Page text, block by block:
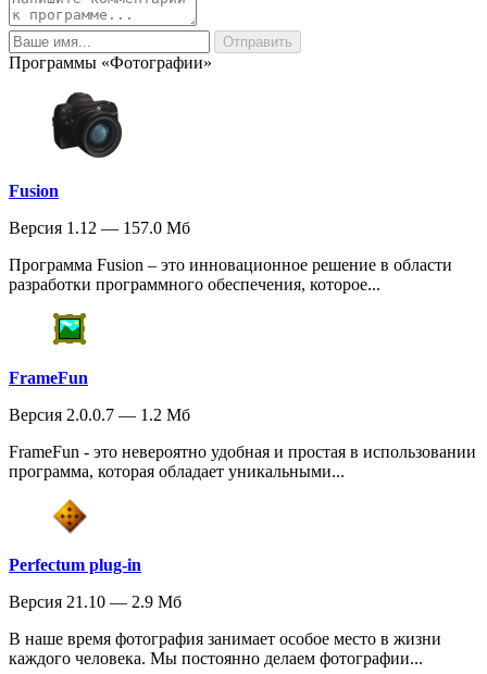
Программы «Фотографии»
Fusion
Версия 1.12 — 157.0 Мб
Программа Fusion – это инновационное решение в области
разработки программного обеспечения, которое...
FrameFun
Версия 2.0.0.7 — 1.2 Мб
FrameFun - это невероятно удобная и простая в использовании
программа, которая обладает уникальными...
Perfectum plug-in
Версия 21.10 — 2.9 Мб
В наше время фотография занимает особое место в жизни
каждого человека. Мы постоянно делаем фотографии...